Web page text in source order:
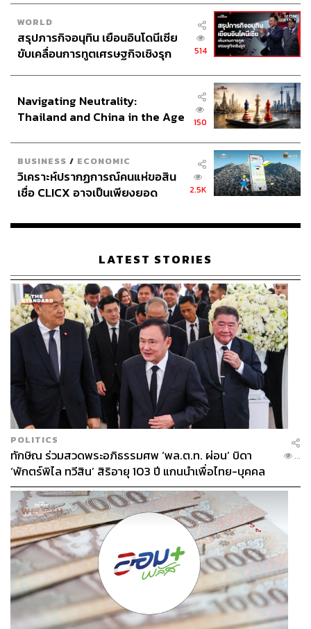
WORLD
สรุปภารกิจอนุทิน เยือนอินโดนีเซีย
ขับเคลื่อนการทูตเศรษฐกิจเชิงรุก
514
Navigating Neutrality:
Thailand and China in the Age
150
BUSINESS / ECONOMIC
วิเคราะห์ปรากฏการณ์คนแห่ขอสิน
เชื่อ CLICX อาจเป็นเพียงยอด
เรือนไทยที่ถูกซุกไว้
2.5K
LATEST STORIES
POLITICS
ทักษิณ ร่วมสวดพระอภิธรรมศพ ‘พล.ต.ท. ผ่อน’ บิดา
‘พักตร์พิไล ทวีสิน’ สิริอายุ 103 ปี แกนนำเพื่อไทย-บุคคล
หลากวงการร่วมอาลัย
...